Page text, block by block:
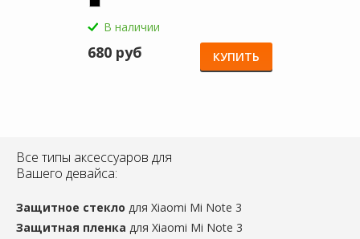
В наличии
680 руб КУПИТЬ
Все типы аксессуаров для
Вашего девайса:
Защитное стекло для Xiaomi Mi Note 3
Защитная пленка для Xiaomi Mi Note 3